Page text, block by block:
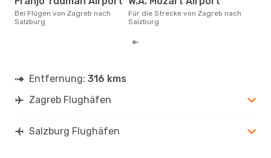
Bei Flügen von Zagreb nach
Salzburg
Für die Strecke von Zagreb nach
Salzburg
Entfernung: 316 kms
Zagreb Flughäfen
Salzburg Flughäfen